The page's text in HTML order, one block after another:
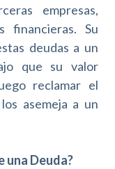
empresas,
financieras. Su
deudas a un
que su valor
reclamar el
asemeja a un
una Deuda?